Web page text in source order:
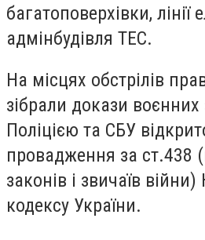
багатоповерхівки, лінії
адмінбудівля ТЕС.
На місцях обстрілів
зібрали докази
Поліцією та СБУ
провадження за ст.438
законів і звичаїв
кодексу України.